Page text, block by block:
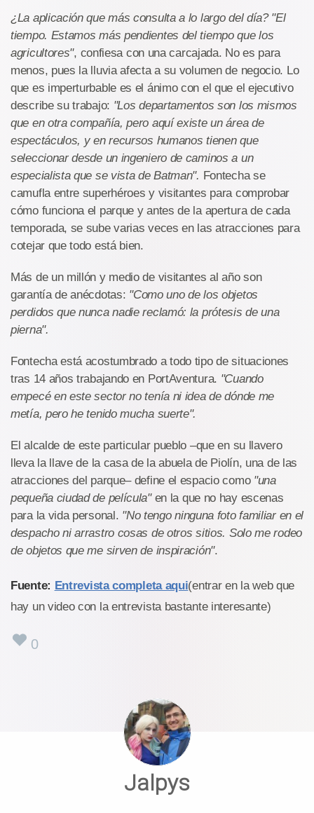
¿La aplicación que más consulta a lo largo del día? "El
tiempo. Estamos más pendientes del tiempo que los
agricultores", confiesa con una carcajada. No es para
menos, pues la lluvia afecta a su volumen de negocio. Lo
que es imperturbable es el ánimo con el que el ejecutivo
describe su trabajo: "Los departamentos son los mismos
que en otra compañía, pero aquí existe un área de
espectáculos, y en recursos humanos tienen que
seleccionar desde un ingeniero de caminos a un
especialista que se vista de Batman". Fontecha se
camufla entre superhéroes y visitantes para comprobar
cómo funciona el parque y antes de la apertura de cada
temporada, se sube varias veces en las atracciones para
cotejar que todo está bien.
Más de un millón y medio de visitantes al año son
garantía de anécdotas: "Como uno de los objetos
perdidos que nunca nadie reclamó: la prótesis de una
pierna".
Fontecha está acostumbrado a todo tipo de situaciones
tras 14 años trabajando en PortAventura. "Cuando
empecé en este sector no tenía ni idea de dónde me
metía, pero he tenido mucha suerte".
El alcalde de este particular pueblo –que en su llavero
lleva la llave de la casa de la abuela de Piolín, una de las
atracciones del parque– define el espacio como "una
pequeña ciudad de película"en la que no hay escenas
para la vida personal. "No tengo ninguna foto familiar en el
despacho ni arrastro cosas de otros sitios. Solo me rodeo
de objetos que me sirven de inspiración".
Fuente: Entrevista completa aqui(entrar en la web que
hay un video con la entrevista bastante interesante)
0
Jalpys